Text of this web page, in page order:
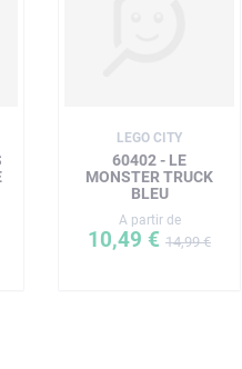
LEGO CITY
60402 - LE
MONSTER TRUCK
BLEU
A partir de
10,49 € 14,99 €